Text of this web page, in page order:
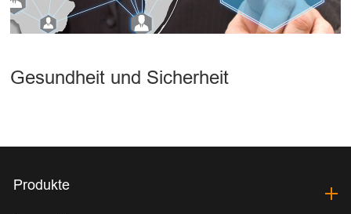
Gesundheit und Sicherheit
Produkte